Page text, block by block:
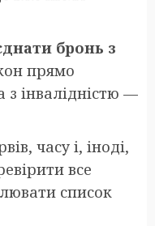
бронь з
прямо
інвалідністю —
часу і, іноді,
все
список